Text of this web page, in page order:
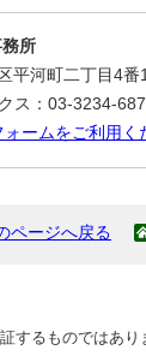
所
平河町二丁目4
ス：03-3234-
ームをご利用く
ページへ戻る
するものではあり